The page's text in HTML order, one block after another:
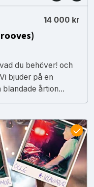
14 000 kr
du behöver! och
bjuder på en
årtion...